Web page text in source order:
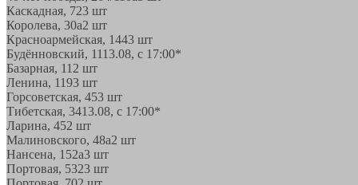
Каскадная, 723 шт
Королева, 30а2 шт
Красноармейская, 1443 шт
Будённовский, 1113.08, с 17:00*
Базарная, 11 2 шт
Ленина, 1193 шт
Горсоветская, 453 шт
Тибетская, 3413.08, с 17:00*
Ларина, 452 шт
Малиновского, 48а2 шт
Нансена, 152а3 шт
Портовая, 5323 шт